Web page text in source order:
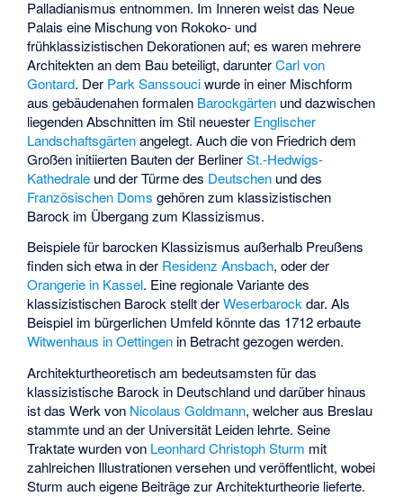
Palladianismus entnommen. Im Inneren weist das Neue
Palais eine Mischung von Rokoko- und
frühklassizistischen Dekorationen auf; es waren mehrere
Architekten an dem Bau beteiligt, darunterCarl von
Gontard. Der Park Sanssouciwurde in einer Mischform
aus gebäudenahen formalen Barockgärten und dazwischen
liegenden Abschnitten im Stil neuester Englischer
Landschaftsgärtenangelegt. Auch die von Friedrich dem
Großen initiierten Bauten der BerlinerSt.-Hedwigs-
Kathedrale und der Türme des Deutschen und des
Französischen Doms gehören zum klassizistischen
Barock im Übergang zum Klassizismus.
Beispiele für barocken Klassizismus außerhalb Preußens
finden sich etwa in der Residenz Ansbach, oder der
Orangerie in Kassel. Eine regionale Variante des
klassizistischen Barock stellt derWeserbarockdar. Als
Beispiel im bürgerlichen Umfeld könnte das 1712 erbaute
Witwenhaus in Oettingen in Betracht gezogen werden.
Architekturtheoretisch am bedeutsamsten für das
klassizistische Barock in Deutschland und darüber hinaus
ist das Werk von Nicolaus Goldmann, welcher aus Breslau
stammte und an der Universität Leiden lehrte. Seine
Traktate wurden von Leonhard Christoph Sturm mit
zahlreichen Illustrationen versehen und veröffentlicht, wobei
Sturm auch eigene Beiträge zur Architekturtheorie lieferte.